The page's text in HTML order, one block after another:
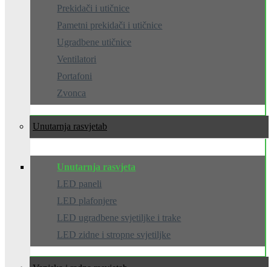
Prekidači i utičnice
Pametni prekidači i utičnice
Ugradbene utičnice
Ventilatori
Portafoni
Zvonca
Unutarnja rasvjeta
Unutarnja rasvjeta
LED paneli
LED plafonjere
LED ugradbene svjetiljke i trake
LED zidne i stropne svjetiljke